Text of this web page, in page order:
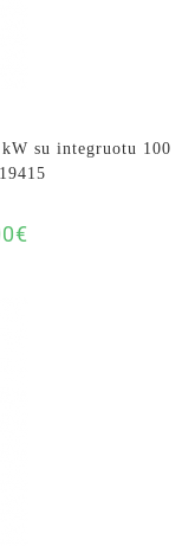
su integruotu 100
€